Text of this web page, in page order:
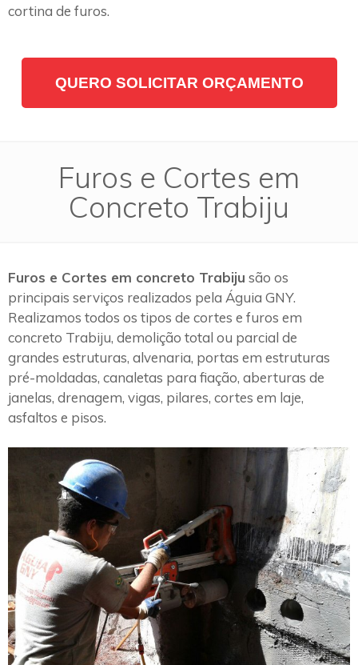
cortina de furos.
QUERO SOLICITAR ORÇAMENTO
Furos e Cortes em
Concreto Trabiju
Furos e Cortes em concreto Trabiju são os
principais serviços realizados pela Águia GNY.
Realizamos todos os tipos de cortes e furos em
concreto Trabiju, demolição total ou parcial de
grandes estruturas, alvenaria, portas em estruturas
pré-moldadas, canaletas para fiação, aberturas de
janelas, drenagem, vigas, pilares, cortes em laje,
asfaltos e pisos.